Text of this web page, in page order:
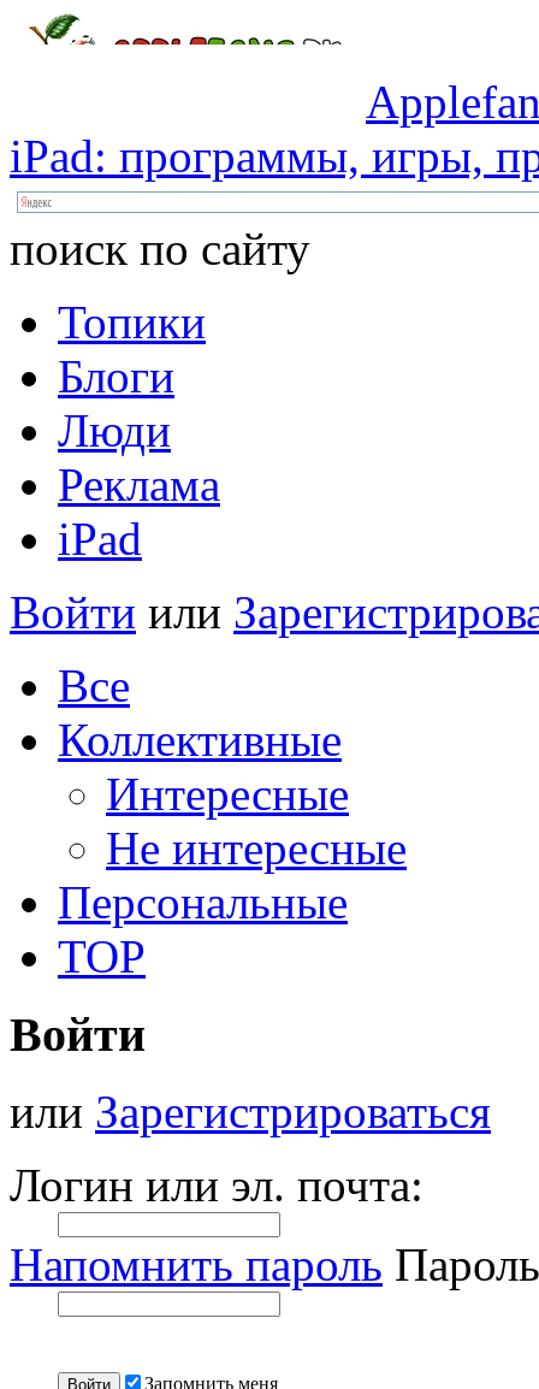
iPad: программы, игры,
поиск по сайту
Топики
Блоги
Люди
Реклама
iPad
Войти или
Все
Коллективные
Интересные
Не интересные
Персональные
TOP
Войти
или Зарегистрироваться
Логин или эл. почта:
Напомнить пароль
Запомнить меня